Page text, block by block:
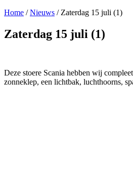
Home /Nieuws / Zaterdag 15 juli (1)
Zaterdag 15 juli (1)
Deze stoere Scania hebben wij
zonneklep, een lichtbak, luchthoorns,